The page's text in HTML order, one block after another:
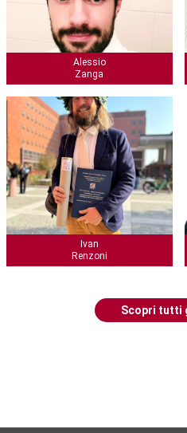
Alessio
Zanga
Ivan
Renzoni
Scopri tutti